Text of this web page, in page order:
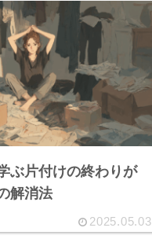
ぶ片付けの終わりが
解消法
2025.05.03